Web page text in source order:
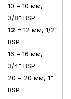
10 = 10 мм,
3/8" BSP
12 = 12 мм, 1/2"
BSP
16 = 16 мм,
3/4" BSP
20 = 20 мм, 1"
BSP